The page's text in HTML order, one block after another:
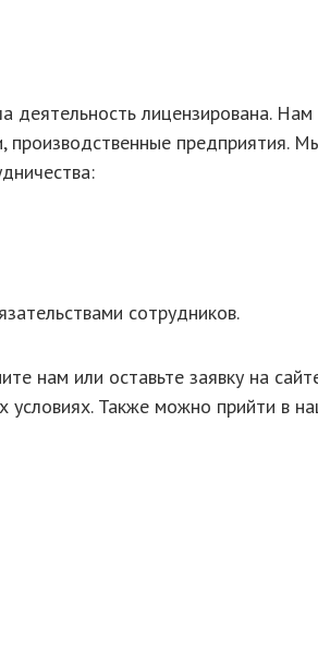
лицензирована. Нам
производственные предприятия.
сотрудников.
нам или оставьте заявку на
условиях. Также можно прийти в